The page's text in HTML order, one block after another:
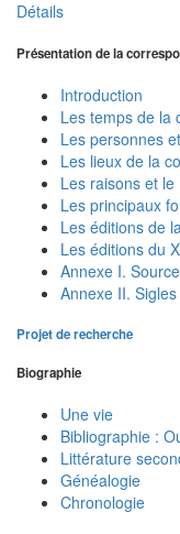
Détails
Présentation de la
Introduction
Les temps de la
Les personnes
Les lieux de la
Les raisons et le
Les principaux
Les éditions de
Les éditions du
Annexe I.
Annexe II.
Projet de recherche
Biographie
Une vie
Bibliographie :
Littérature
Généalogie
Chronologie